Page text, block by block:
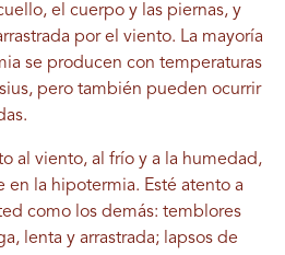
el cuerpo y las piernas, y
por el viento. La mayoría
se producen con temperaturas
pero también pueden ocurrir
al viento, al frío y a la humedad,
en la hipotermia. Esté atento a
como los demás: temblores
lenta y arrastrada; lapsos de